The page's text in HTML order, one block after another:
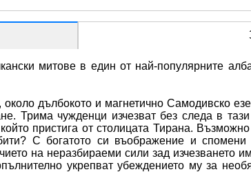
митове в един от най-популярните
дълбокото и магнетично Самодивско
Трима чужденци изчезват без следа в
пристига от столицата Тирана.
С богатото си въображение и
на неразбираеми сили зад изчезването
укрепват убеждението му за